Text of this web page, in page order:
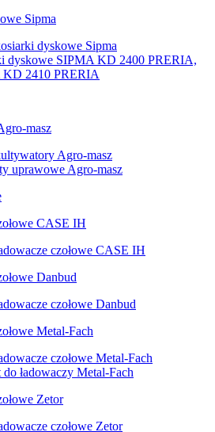
Sipma
dyskowe Sipma
dyskowe SIPMA KD 2400 PRERIA,
KD 2410 PRERIA
masz
Agro-masz
uprawowe Agro-masz
CASE IH
czołowe CASE IH
Danbud
czołowe Danbud
Metal-Fach
czołowe Metal-Fach
do ładowaczy Metal-Fach
Zetor
czołowe Zetor